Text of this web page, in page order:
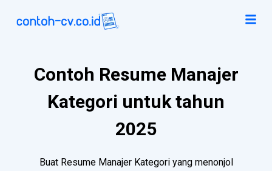
Contoh Resume Manajer
Kategori untuk tahun
2025
Buat Resume Manajer Kategori yang menonjol